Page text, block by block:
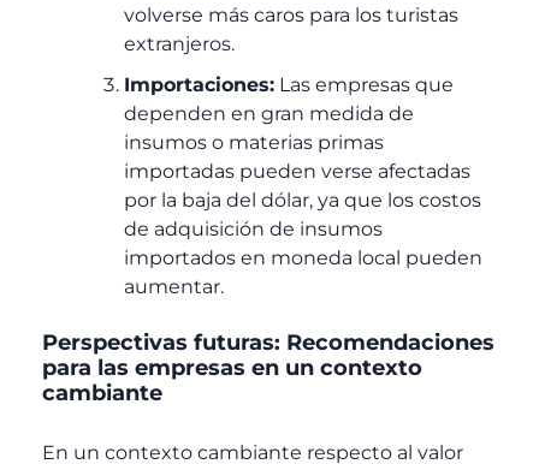
volverse más caros para los turistas
extranjeros.
Importaciones: Las empresas que
dependen en gran medida de
insumos o materias primas
importadas pueden verse afectadas
por la baja del dólar, ya que los costos
de adquisición de insumos
importados en moneda local pueden
aumentar.
Perspectivas futuras: Recomendaciones
para las empresas en un contexto
cambiante
En un contexto cambiante respecto al valor